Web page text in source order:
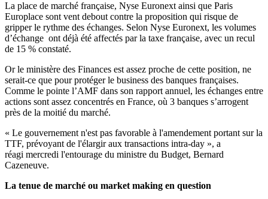
La place de marché française, Nyse Euronext ainsi que Paris
Europlace sont vent debout contre la proposition qui risque de
gripper le rythme des échanges. Selon Nyse Euronext, les volumes
d’échange ont déjà été affectés par la taxe française, avec un recul
de 15 % constaté.
Or le ministère des Finances est assez proche de cette position, ne
serait-ce que pour protéger le business des banques françaises.
Comme le pointe l’AMF dans son rapport annuel, les échanges entre
actions sont assez concentrés en France, où 3 banques s’arrogent
près de la moitié du marché.
« Le gouvernement n'est pas favorable à l'amendement portant sur la
TTF, prévoyant de l'élargir aux transactions intra-day », a
réagi mercredi l'entourage du ministre du Budget, Bernard
Cazeneuve.
La tenue de marché ou market making en question